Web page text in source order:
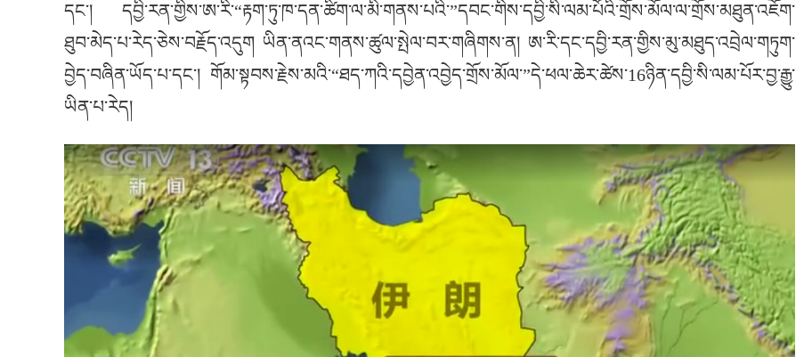
དང་། དབྱི་རན་གྱིས་ཨ་རི་“རྟག་ཏུ་ཁ་དན་ཚིག་ལ་མི་གནས་པའི་”དབང་གིས་དབྱི་སི་ལམ་པོའི་གྲོས་མོལ་ལ་གྲོས་མཐུན་འཇོག་
ཐུབ་མེད་པ་རེད་ཅེས་བརྗོད་འདུག ཡིན་ནའང་གནས་ཚུལ་སྤེལ་བར་གཞིགས་ན། ཨ་རི་དང་དབྱི་རན་གྱིས་མུ་མཐུད་འབྲེལ་གཏུག་
བྱེད་བཞིན་ཡོད་པ་དང་། གོམ་སྟབས་རྗེས་མའི་“ཐད་ཀའི་དབྱེན་འབྱེད་གྲོས་མོལ་”དེ་ཕལ་ཆེར་ཚེས་16ཉིན་དབྱི་སི་ལམ་པོར་བྱ་རྒྱུ་
ཡིན་པ་རེད།